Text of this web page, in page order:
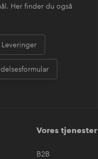
Her finder du også
Leveringer
Vores tjenester
B2B